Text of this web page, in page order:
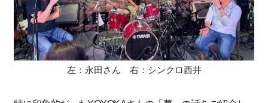
左：永田さん 右：シンクロ西井